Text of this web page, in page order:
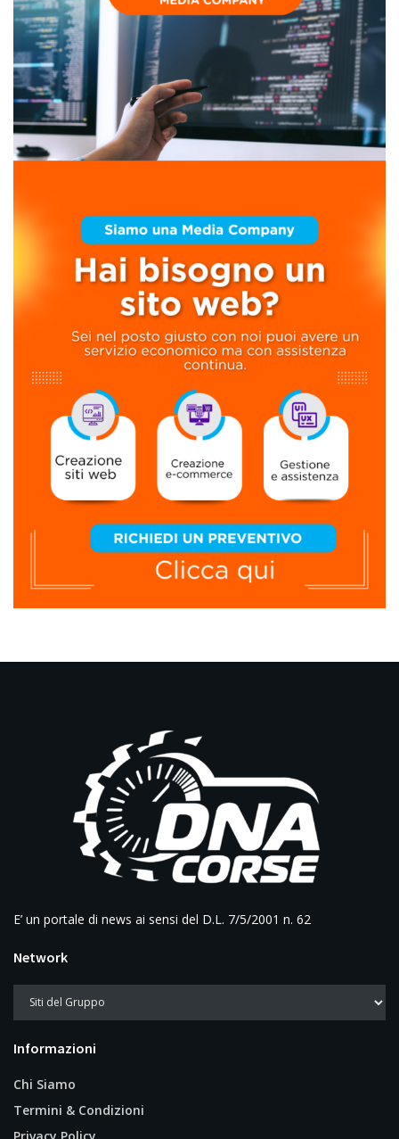
E’ un portale di news ai sensi del D.L. 7/5/2001 n. 62
Network
Informazioni
Chi Siamo
Termini & Condizioni